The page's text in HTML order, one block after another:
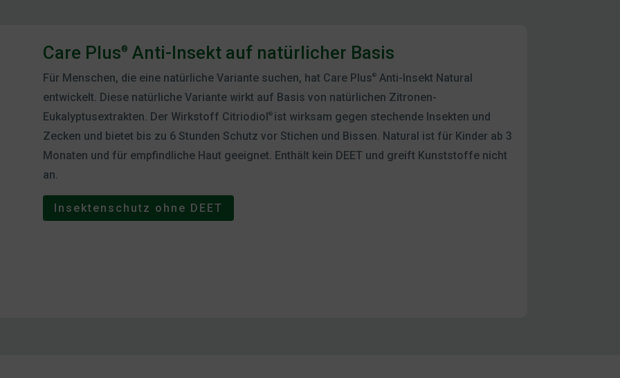
Care Plus® Anti-Insekt auf natürlicher Basis
Für Menschen, die eine natürliche Variante suchen, hat Care Plus®Anti-Insekt Natural
entwickelt. Diese natürliche Variante wirkt auf Basis von natürlichen Zitronen-
Eukalyptusextrakten. Der Wirkstoff Citriodiol® ist wirksam gegen stechende Insekten und
Zecken und bietet bis zu 6 Stunden Schutz vor Stichen und Bissen. Natural ist für Kinder ab 3
Monaten und für empfindliche Haut geeignet. Enthält kein DEET und greift Kunststoffe nicht
an.
Insektenschutz ohne DEET